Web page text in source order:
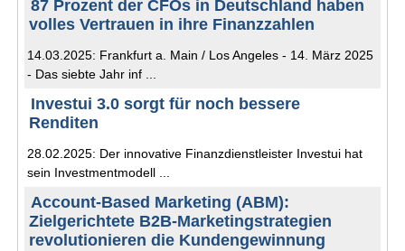
87 Prozent der CFOs in Deutschland haben
volles Vertrauen in ihre Finanzzahlen
14.03.2025: Frankfurt a. Main / Los Angeles - 14. März 2025
- Das siebte Jahr inf ...
Investui 3.0 sorgt für noch bessere
Renditen
28.02.2025: Der innovative Finanzdienstleister Investui hat
sein Investmentmodell ...
Account-Based Marketing (ABM):
Zielgerichtete B2B-Marketingstrategien
revolutionieren die Kundengewinnung